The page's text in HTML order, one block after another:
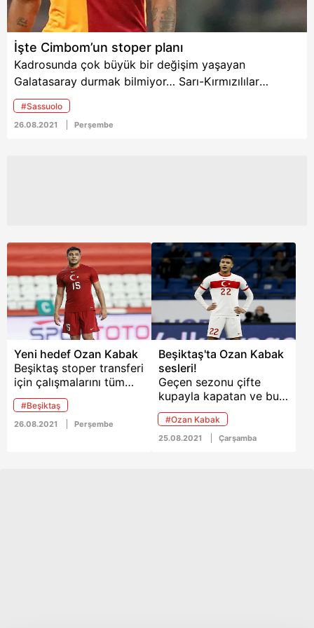
İşte Cimbom’un stoper planı
Kadrosunda çok büyük bir değişim yaşayan
Galatasaray durmak bilmiyor… Sarı-Kırmızılılar
transferin bitimine 2 haftadan az bir süre kala
çalışmalarını çok yoğun bir şekilde sürdürüyor. Teknik
heyet ve yönetim şimdi de savunmada önemli bir
#Sassuolo
26.08.2021 Perşembe
Yeni hedef Ozan Kabak
Beşiktaş stoper transferi
için çalışmalarını tüm
hızıyla sürdürüyor.
Siyah-Beyazlılan'ın
gündemine birçok isim
#Beşiktaş
26.08.2021 Perşembe
Beşiktaş'ta Ozan Kabak
sesleri!
Geçen sezonu çifte
kupayla kapatan ve bu
sezon Süper Lig ve
Şampiyonlar Ligi'nde
başarı hedefi olan
#Ozan Kabak
25.08.2021 Çarşamba